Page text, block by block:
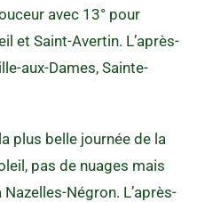
avec 13° pour
et Saint-Avertin. L’après-
aux-Dames, Sainte-
plus belle journée de la
pas de nuages mais
Négron. L’après-